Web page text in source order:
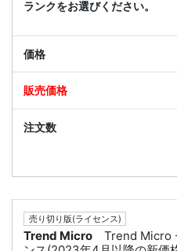
ランクをお選びください。
売り切り版(ライセンス)
Trend Micro
Trend Micro